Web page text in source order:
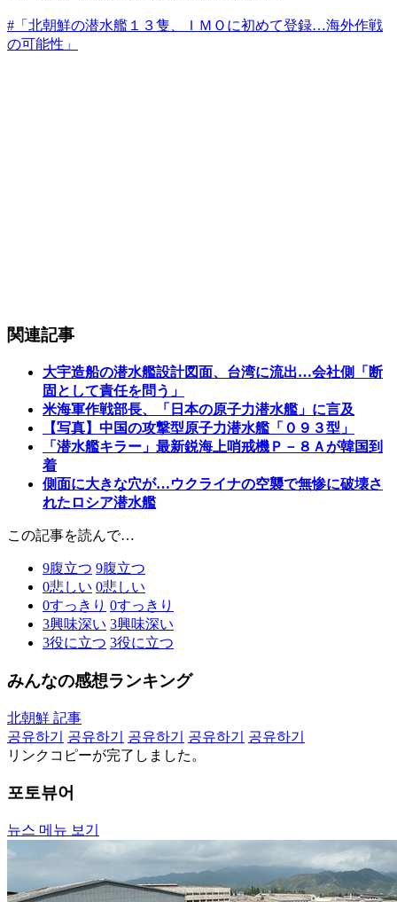
#「北朝鮮の潜水艦１３隻、ＩＭＯに初めて登録…海外作戦
の可能性」
関連記事
大宇造船の潜水艦設計図面、台湾に流出…会社側「断
固として責任を問う」
米海軍作戦部長、「日本の原子力潜水艦」に言及
【写真】中国の攻撃型原子力潜水艦「０９３型」
「潜水艦キラー」最新鋭海上哨戒機Ｐ－８Ａが韓国到
着
側面に大きな穴が…ウクライナの空襲で無惨に破壊さ
れたロシア潜水艦
この記事を読んで…
9腹立つ 9腹立つ
0悲しい 0悲しい
0すっきり 0すっきり
3興味深い 3興味深い
3役に立つ 3役に立つ
みんなの感想ランキング
北朝鮮 記事
공유하기
공유하기 공유하기 공유하기
공유하기
リンクコピーが完了しました。
포토뷰어
뉴스 메뉴 보기